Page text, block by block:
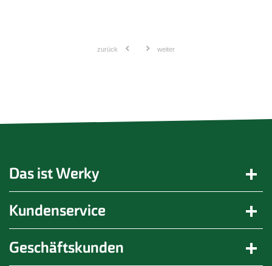
zurück weiter
Das ist Werky
Kundenservice
Geschäftskunden